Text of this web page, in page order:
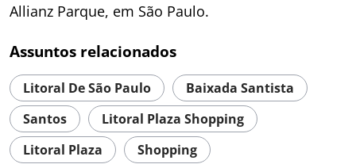
Allianz Parque, em São Paulo.
Assuntos relacionados
Litoral De São Paulo
Baixada Santista
Santos
Litoral Plaza Shopping
Litoral Plaza
Shopping